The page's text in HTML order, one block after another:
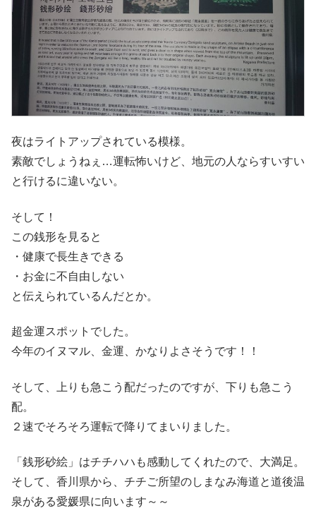
夜はライトアップされている模様。
素敵でしょうねぇ…運転怖いけど、地元の人ならすいすい
と行けるに違いない。
そして！
この銭形を見ると
・健康で長生きできる
・お金に不自由しない
と伝えられているんだとか。
超金運スポットでした。
今年のイヌマル、金運、かなりよさそうです！！
そして、上りも急こう配だったのですが、下りも急こう
配。
２速でそろそろ運転で降りてまいりました。
「銭形砂絵」はチチハハも感動してくれたので、大満足。
そして、香川県から、チチご所望のしまなみ海道と道後温
泉がある愛媛県に向います～～